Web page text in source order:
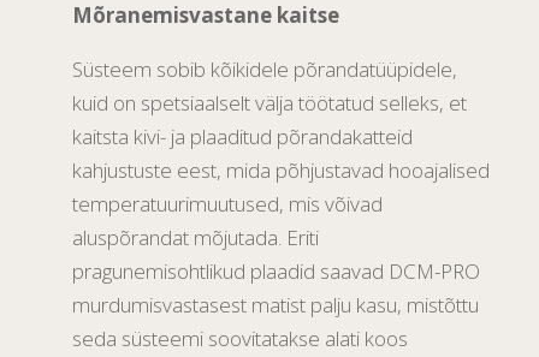
Mõranemisvastane kaitse
Süsteem sobib kõikidele põrandatüüpidele,
kuid on spetsiaalselt välja töötatud selleks, et
kaitsta kivi- ja plaaditud põrandakatteid
kahjustuste eest, mida põhjustavad hooajalised
temperatuurimuutused, mis võivad
aluspõrandat mõjutada. Eriti
pragunemisohtlikud plaadid saavad DCM-PRO
murdumisvastasest matist palju kasu, mistõttu
seda süsteemi soovitatakse alati koos